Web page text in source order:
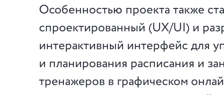
Особенностью проекта также
спроектированный (UX/UI) и
интерактивный интерфейс для
и планирования расписания и
тренажеров в графическом